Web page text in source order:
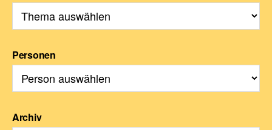
Personen
Archiv